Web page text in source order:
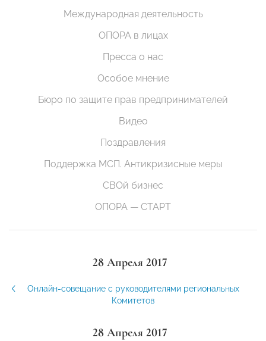
Международная деятельность
ОПОРА в лицах
Пресса о нас
Особое мнение
Бюро по защите прав предпринимателей
Видео
Поздравления
Поддержка МСП. Антикризисные меры
СВОй бизнес
ОПОРА — СТАРТ
28 Апреля 2017
Онлайн-совещание с руководителями региональных
Комитетов
28 Апреля 2017